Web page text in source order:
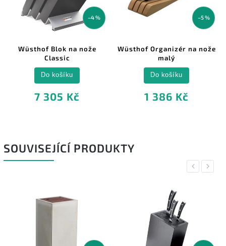
–4 %
Wüsthof Blok na nože
Classic
7 305 Kč
Do košíku
–5 %
Wüsthof Organizér na nože
malý
1 386 Kč
Do košíku
SOUVISEJÍCÍ PRODUKTY
Previous
Next